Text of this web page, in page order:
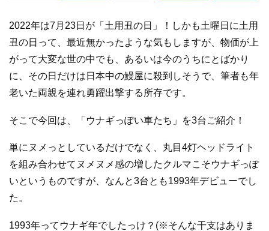
2022年は7月23日が「土用丑の日」！しかも土曜日に土用
丑の日って、最近無かったような気もしますが、物価が上
がって大変な世の中でも、あるいは今のうちにとばかり
に、その日だけは日本中の鰻屋に殺到しそうで、筆者も年
老いた両親を連れ勇躍出撃する所存です。
そこで今回は、「ウナギっぽい車たち」を3台ご紹介！
単にヌメっとしているだけでなく、丸目4灯ヘッドライト
を組み合わせてヌメヌメ感の増したクルマこそウナギっぽ
いというものですが、なんと3台とも1993年デビューでし
た。
1993年ってウナギ年でしたっけ？(※そんな干支はありま